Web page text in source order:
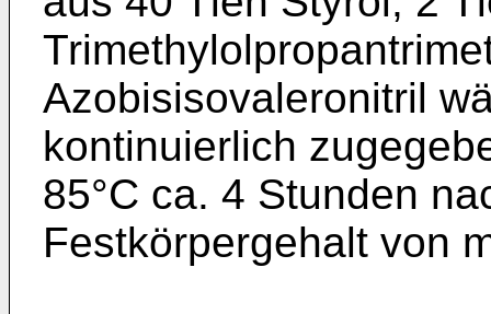
Azobisisovaleronitril
kontinuierlich
85°C ca. 4 Stunden
Festkörpergehalt von